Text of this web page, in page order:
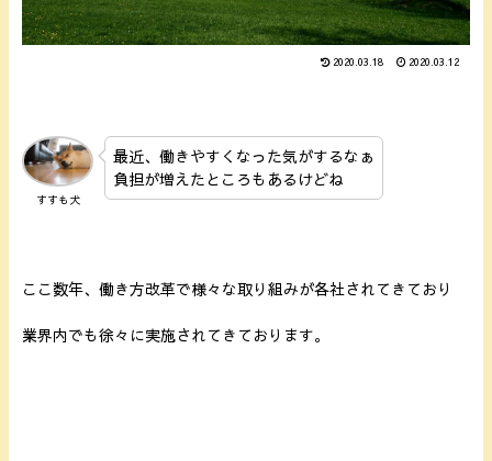
2020.03.18 2020.03.12
すすも犬
最近、働きやすくなった気がするなぁ
負担が増えたところもあるけどね
ここ数年、働き方改革で様々な取り組みが各社されてきており
業界内でも徐々に実施されてきております。